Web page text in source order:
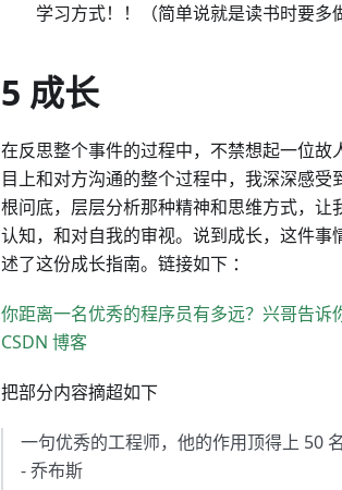
学习方式！！（简单说就是读书时要多
5 成长
在反思整个事件的过程中，不禁想起一位
目上和对方沟通的整个过程中，我深深感
根问底，层层分析那种精神和思维方式，
认知，和对自我的审视。说到成长，这件
述了这份成长指南。链接如下 ：
你距离一名优秀的程序员有多远？兴哥告
CSDN 博客
把部分内容摘超如下
一句优秀的工程师，他的作用顶得上 50
- 乔布斯